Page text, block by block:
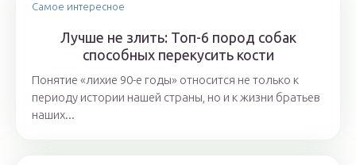
Самое интересное
Лучше не злить: Топ-6 пород собак
способных перекусить кости
Понятие «лихие 90-е годы» относится не только к
периоду истории нашей страны, но и к жизни братьев
наших...